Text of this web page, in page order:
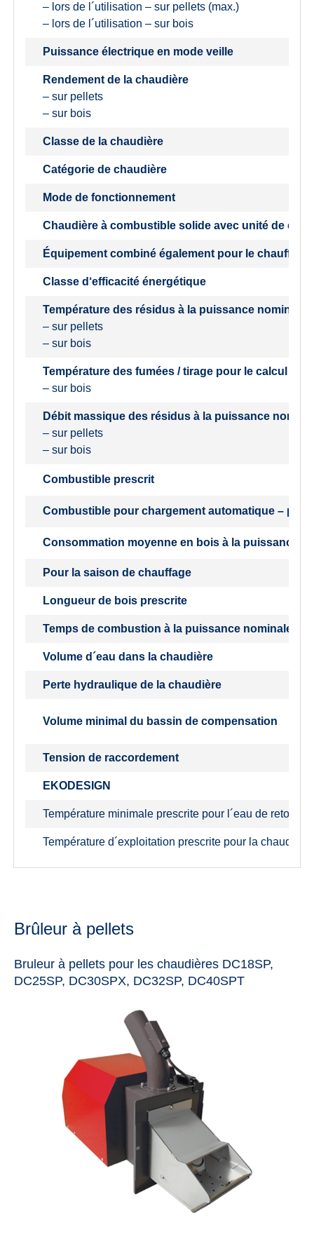
– lors de l´utilisation – sur pellets (max.)
– lors de l´utilisation – sur bois
Puissance électrique en mode veille
Rendement de la chaudière
– sur pellets
– sur bois
Classe de la chaudière
Catégorie de chaudière
Mode de fonctionnement
Chaudière à combustible solide avec unité de
Équipement combiné également pour le chauffage
Classe d‘efficacité énergétique
Température des résidus à la puissance nominale
– sur pellets
– sur bois
Température des fumées / tirage pour le calcul du
– sur bois
Débit massique des résidus à la puissance
– sur pellets
– sur bois
Combustible prescrit
Combustible pour chargement automatique –
Consommation moyenne en bois à la puissance
Pour la saison de chauffage
Longueur de bois prescrite
Temps de combustion à la puissance nominale –
Volume d´eau dans la chaudière
Perte hydraulique de la chaudière
Volume minimal du bassin de compensation
Tension de raccordement
EKODESIGN
Température minimale prescrite pour l´eau de retour
Température d´exploitation prescrite pour la
Brûleur à pellets
Bruleur à pellets pour les chaudières DC18SP,
DC25SP, DC30SPX, DC32SP, DC40SPT